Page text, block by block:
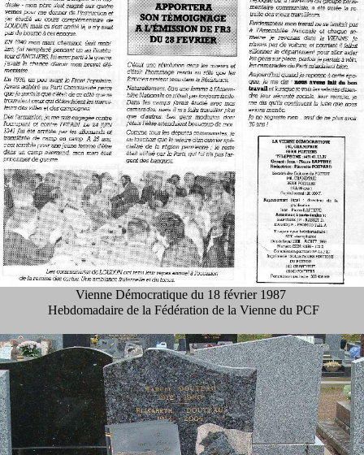
Vienne Démocratique du 18 février 1987
Hebdomadaire de la Fédération de la Vienne du PCF